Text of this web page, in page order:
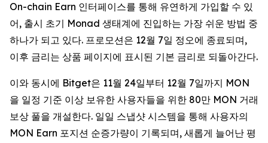
On-chain Earn 인터페이스를 통해 유연하게 가입할 수 있
어, 출시 초기 Monad 생태계에 진입하는 가장 쉬운 방법 중
하나가 되고 있다. 프로모션은 12월 7일 정오에 종료되며,
이후 금리는 상품 페이지에 표시된 기본 금리로 되돌아간다.
이와 동시에 Bitget은 11월 24일부터 12월 7일까지 MON
을 일정 기준 이상 보유한 사용자들을 위한 80만 MON 거래
보상 풀을 개설한다. 일일 스냅샷 시스템을 통해 사용자의
MON Earn 포지션 순증가량이 기록되며, 새롭게 늘어난 평